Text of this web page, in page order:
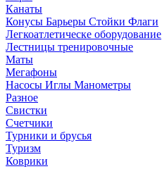
Канаты
Конусы Барьеры Стойки Флаги
Легкоатлетическе оборудование
Лестницы тренировочные
Маты
Мегафоны
Насосы Иглы Манометры
Разное
Свистки
Счетчики
Турники и брусья
Туризм
Коврики